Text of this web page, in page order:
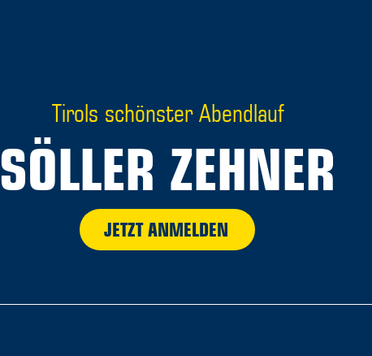
Tirols schönster Abendlauf
SÖLLER ZEHNER
JETZT ANMELDEN